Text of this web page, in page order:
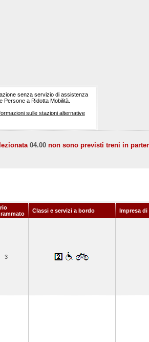
senza servizio di assistenza
Persone a Ridotta Mobilità.
sulle stazioni alternative
04.00 non sono previsti treni in
Classi e servizi a bordo Impresa
3